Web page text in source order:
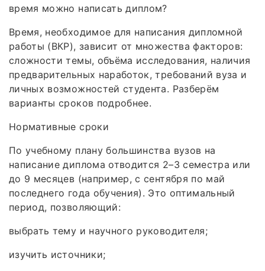
время можно написать диплом?
Время, необходимое для написания дипломной
работы (ВКР), зависит от множества факторов:
сложности темы, объёма исследования, наличия
предварительных наработок, требований вуза и
личных возможностей студента. Разберём
варианты сроков подробнее.
Нормативные сроки
По учебному плану большинства вузов на
написание диплома отводится 2–3 семестра или
до 9 месяцев (например, с сентября по май
последнего года обучения). Это оптимальный
период, позволяющий:
выбрать тему и научного руководителя;
изучить источники;